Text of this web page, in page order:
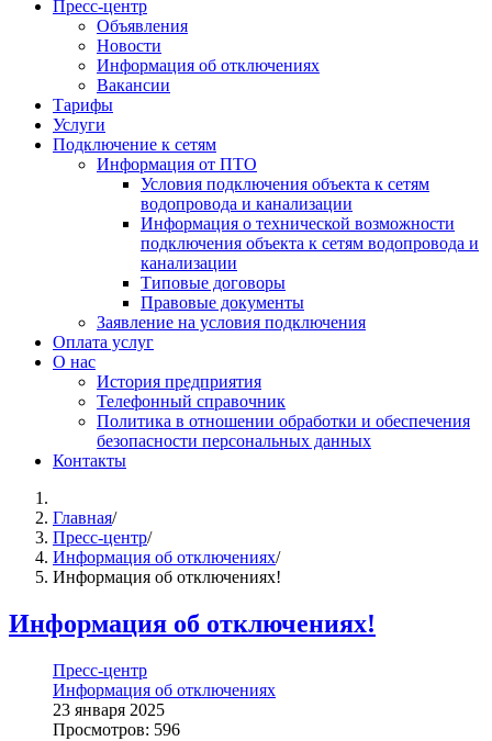
Пресс-центр
Объявления
Новости
Информация об отключениях
Вакансии
Тарифы
Услуги
Подключение к сетям
Информация от ПТО
Условия подключения объекта к сетям
водопровода и канализации
Информация о технической возможности
подключения объекта к сетям водопровода и
канализации
Типовые договоры
Правовые документы
Заявление на условия подключения
Оплата услуг
О нас
История предприятия
Телефонный справочник
Политика в отношении обработки и обеспечения
безопасности персональных данных
Контакты
Главная/
Пресс-центр/
Информация об отключениях/
Информация об отключениях!
Информация об отключениях!
Пресс-центр
Информация об отключениях
23 января 2025
Просмотров: 596